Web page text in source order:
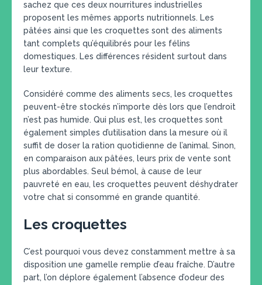
sachez que ces deux nourritures industrielles
proposent les mêmes apports nutritionnels. Les
pâtées ainsi que les croquettes sont des aliments
tant complets qu’équilibrés pour les félins
domestiques. Les différences résident surtout dans
leur texture.
Considéré comme des aliments secs, les croquettes
peuvent-être stockés n’importe dès lors que l’endroit
n’est pas humide. Qui plus est, les croquettes sont
également simples d’utilisation dans la mesure où il
suffit de doser la ration quotidienne de l’animal. Sinon,
en comparaison aux pâtées, leurs prix de vente sont
plus abordables. Seul bémol, à cause de leur
pauvreté en eau, les croquettes peuvent déshydrater
votre chat si consommé en grande quantité.
Les croquettes
C’est pourquoi vous devez constamment mettre à sa
disposition une gamelle remplie d’eau fraîche. D’autre
part, l’on déplore également l’absence d’odeur des